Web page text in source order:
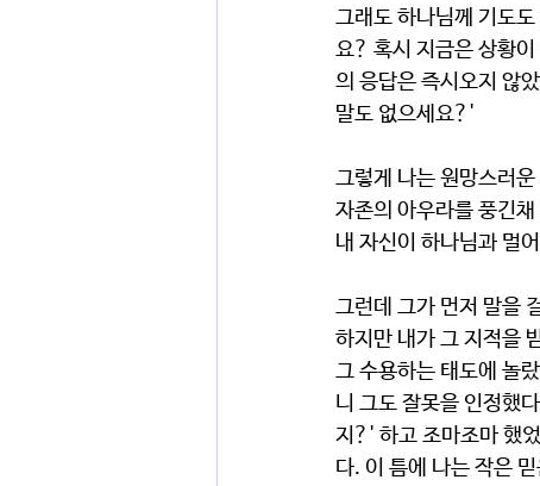
그래도 하나님께 기도
요? 혹시 지금은 상황
의 응답은 즉시오지 않
말도 없으세요?'
그렇게 나는 원망스러
자존의 아우라를 풍긴
내 자신이 하나님과 멀
그런데 그가 먼저 말을
하지만 내가 그 지적을
그 수용하는 태도에 놀
니 그도 잘못을 인정했
지?' 하고 조마조마 했
다. 이 틈에 나는 작은